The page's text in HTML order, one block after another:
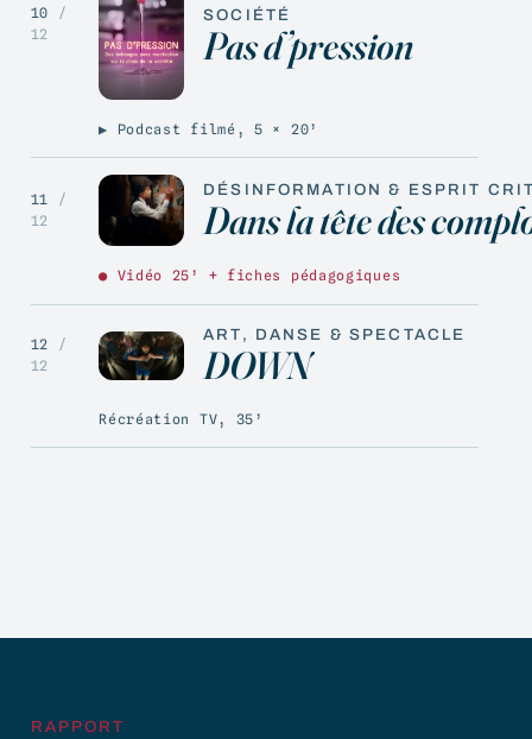
10 /
12
SOCIÉTÉ
Pas d’pression
▶ Podcast filmé, 5 × 20’
11 /
12
DÉSINFORMATION & ESPRIT
Dans la tête des
● Vidéo 25’ + fiches pédagogiques
12 /
12
ART, DANSE & SPECTACLE
DOWN
Récréation TV, 35’
RAPPORT